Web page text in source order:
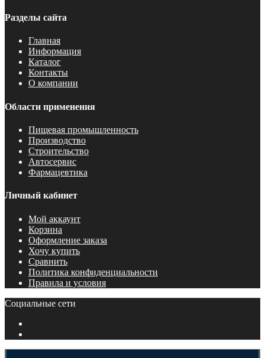
Разделы сайта
Главная
Информация
Каталог
Контакты
О компании
Области применения
Пищевая промышленность
Производство
Строительство
Автосервис
Фармацевтика
Личный кабинет
Мой аккаунт
Корзина
Оформление заказа
Хочу купить
Сравнить
Политика конфиденциальности
Правила и условия
Социальные сети